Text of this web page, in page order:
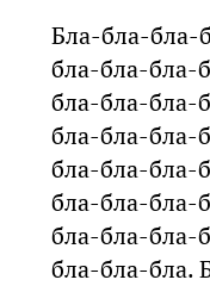
Бла-бла-бла-
бла-бла-бла-
бла-бла-бла-
бла-бла-бла-
бла-бла-бла-
бла-бла-бла-
бла-бла-бла-
бла-бла-бла.